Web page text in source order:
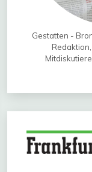
Gestatten -